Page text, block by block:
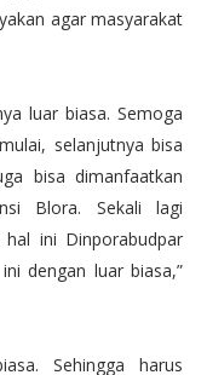
agar masyarakat
luar biasa. Semoga
selanjutnya bisa
bisa dimanfaatkan
Blora. Sekali lagi
ini Dinporabudpar
dengan luar biasa,”
Sehingga harus